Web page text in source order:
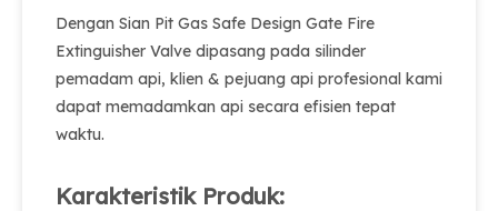
Dengan Sian Pit Gas Safe Design Gate Fire
Extinguisher Valve dipasang pada silinder
pemadam api, klien & pejuang api profesional kami
dapat memadamkan api secara efisien tepat
waktu.
Karakteristik Produk: